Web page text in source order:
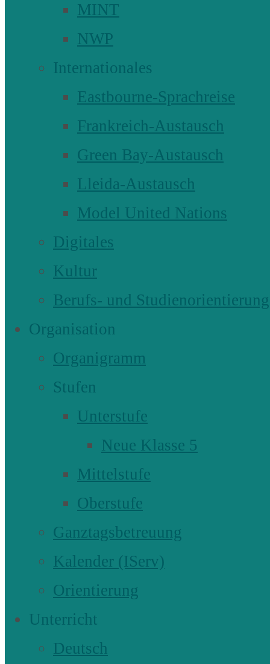
MINT
NWP
Internationales
Eastbourne-Sprachreise
Frankreich-Austausch
Green Bay-Austausch
Lleida-Austausch
Model United Nations
Digitales
Kultur
Berufs- und Studienorientierung
Organisation
Organigramm
Stufen
Unterstufe
Neue Klasse 5
Mittelstufe
Oberstufe
Ganztagsbetreuung
Kalender (IServ)
Orientierung
Unterricht
Deutsch